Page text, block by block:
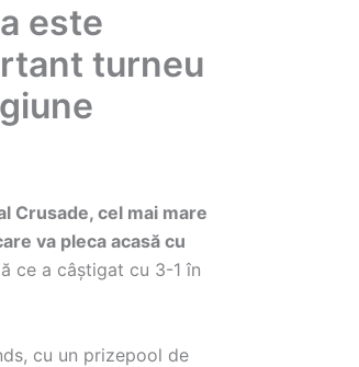
este
turneu
Crusade, cel mai mare
va pleca acasă cu
ce a câștigat cu 3-1 în
cu un prizepool de